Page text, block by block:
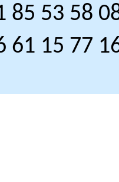
85 53 58
61 15 77